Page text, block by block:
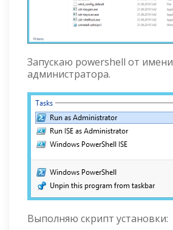
Запускаю powershell от имени
администратора.
Выполняю скрипт установки: